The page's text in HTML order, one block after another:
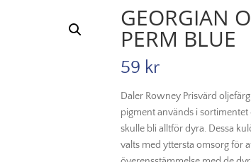
GEORGIAN
PERM BLUE
59 kr
Daler Rowney Prisvärd
pigment används i
skulle bli alltför dyra. Dessa
valts med yttersta omsorg för